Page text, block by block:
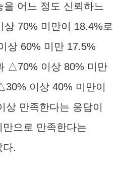
어느 정도 신뢰하느
70% 미만이 18.4%로
상 60% 미만 17.5%
△70% 이상 80% 미만
이상 40% 미만이
만족한다는 응답이
으로 만족한다는
다.